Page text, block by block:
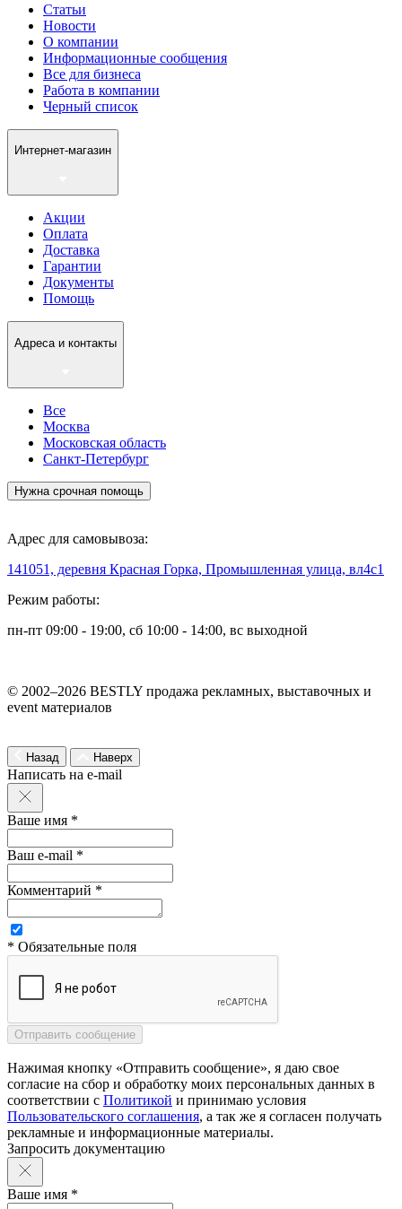
Статьи
Новости
О компании
Информационные сообщения
Все для бизнеса
Работа в компании
Черный список
Интернет-магазин
Акции
Оплата
Доставка
Гарантии
Документы
Помощь
Адреса и контакты
Все
Москва
Московская область
Санкт-Петербург
Нужна срочная помощь
Адрес для самовывоза:
141051, деревня Красная Горка, Промышленная улица, вл4с1
Режим работы:
пн-пт 09:00 - 19:00, сб 10:00 - 14:00, вс выходной
© 2002–2026 BESTLY продажа рекламных, выставочных и
event материалов
Назад Наверх
Написать на e-mail
Ваше имя *
Ваш e-mail *
Комментарий *
* Обязательные поля
Нажимая кнопку «Отправить сообщение», я даю свое
согласие на сбор и обработку моих персональных данных в
соответствии с Политикой и принимаю условия
Пользовательского соглашения, а так же я согласен получать
рекламные и информационные материалы.
Запросить документацию
Ваше имя *